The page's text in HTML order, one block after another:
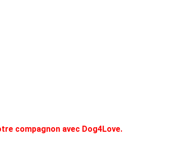
compagnon avec Dog4Love.